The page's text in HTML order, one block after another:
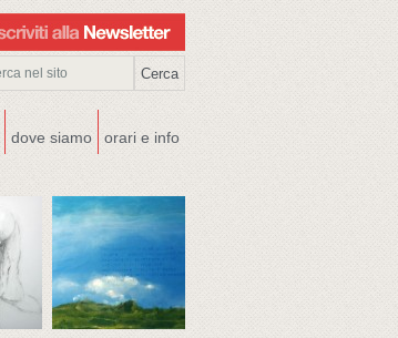
dove siamo orari e info